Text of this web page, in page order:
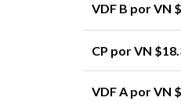
VDF B por VN
CP por VN
VDF A por VN